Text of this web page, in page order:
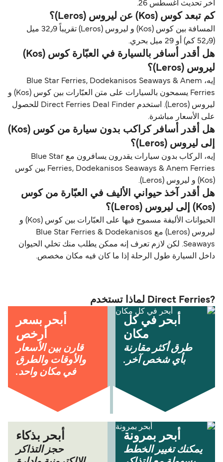
آخر تحديث أغسطس 26.
كم تبعد كوس (Kos) عن ليروس (Leros)؟
المسافة بين كوس (Kos) و ليروس (Leros) تقريباً 32٫9 ميل
(52٫9 كم) أو 29 ميل بحري.
هل أقدر أسافر بالسيارة في العبّارة كوس (Kos)
ليروس (Leros)؟
إيه، Blue Star Ferries, Dodekanisos Seaways & Anem
Ferries يسمحون بالسيارات على متن العبّارات بين كوس (Kos) و
ليروس (Leros). استخدم Direct Ferries Deal Finder للحصول
على الأسعار مباشرة.
هل أقدر أسافر كراكب بدون سيارة من كوس (Kos)
إلى ليروس (Leros)؟
إيه، الركاب بدون سيارات يقدرون يسافرون مع Blue Star
Ferries, Dodekanisos Seaways & Anem Ferries بين كوس
(Kos) و ليروس (Leros).
هل أقدر آخذ حيواني الأليف في العبّارة من كوس
(Kos) إلى ليروس (Leros)؟
الحيوانات الأليفة مسموح فيها على العبّارات بين كوس (Kos) و
ليروس (Leros) مع Blue Star Ferries & Dodekanisos
Seaways. لكن لازم تعرف إنه ممكن يطلب منك تخلي الحيوان
داخل السيارة طول الرحلة إذا ما كان فيه مكان مخصص.
?Direct Ferries لماذا تستخدم
أبحر في كل
مكان
طرق أكثر مقارنة
بأي شخص آخر.
أبحر بسعر
أرخص
قارن بين الأسعار
والأوقات والطرق
في مكان واحد.
أبحر بمرونة
يمكنك تغيير الخطط
أبحر بذكاء
حجز التذاكر